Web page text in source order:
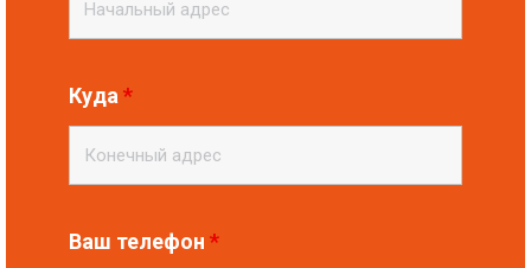
Куда *
Ваш телефон *